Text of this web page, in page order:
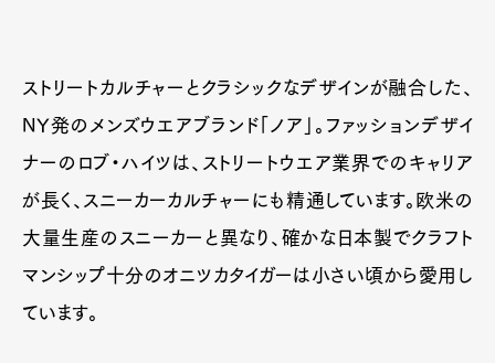
ストリートカルチャーとクラシックなデザインが融合した、
NY発のメンズウエアブランド「ノア」。ファッションデザイ
ナーのロブ・ハイツは、ストリートウエア業界でのキャリア
が長く、スニーカーカルチャーにも精通しています。欧米の
大量生産のスニーカーと異なり、確かな日本製でクラフト
マンシップ十分のオニツカタイガーは小さい頃から愛用し
ています。